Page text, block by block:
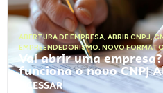
ABERTURA DE EMPRESA, ABRIR CNPJ,
EMPREENDEDORISMO, NOVO
Vai abrir uma
funciona o novo CNPJ
ACESSAR